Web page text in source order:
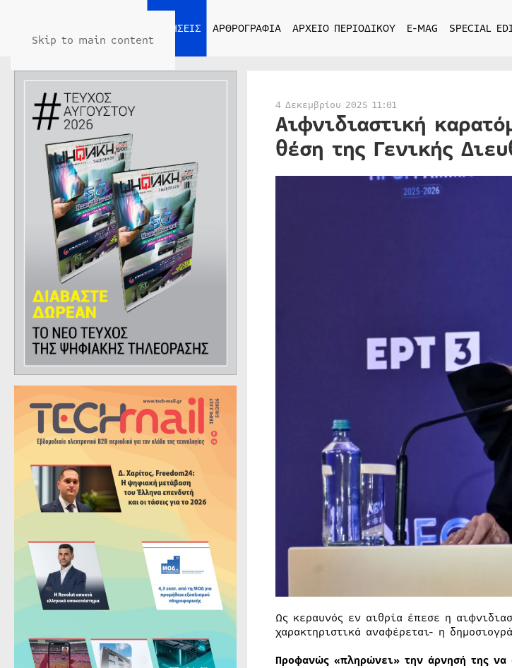
Skip to main content
ΕΙΔΗΣΕΙΣ ΑΡΘΡΟΓΡΑΦΙΑ ΑΡΧΕΙΟ ΠΕΡΙΟΔΙΚΟΥ E-MAG SPECIAL
4 Δεκεμβρίου 2025 11:01
Αιφνιδιαστική
θέση της Γενικής
Ως κεραυνός εν αιθρία έπεσε η
χαρακτηριστικά αναφέρεται- η
Προφανώς «πληρώνει» την άρνησή της να